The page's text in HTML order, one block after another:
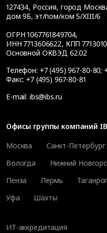
127434, Россия, город
дом 9Б, эт/пом/ком 5/XIII/6
ОГРН 1067761849704,
ИНН 7713606622, КПП
Основной ОКВЭД 62.02
Телефон: +7 (495) 967-80-80;
Факс: +7 (495) 967-80-81
E-mail: ibs@ibs.ru
Офисы группы компаний
Москва
Санкт-Петербург
Вологда
Нижний
Пенза
Пермь Таганрог
Уфа
Шахты
ИТ-аккредитация